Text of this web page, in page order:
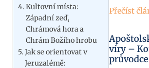
Kultovní místa:
Západní zeď,
Chrámová hora a
Chrám Božího hrobu
Jak se orientovat v
Jeruzalémě:
Přečíst
víry –